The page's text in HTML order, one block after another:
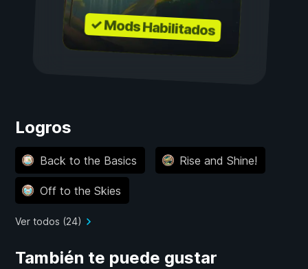
✓ Mods Habilitados
Logros
Back to the Basics Rise and Shine!
Off to the Skies
Ver todos (24)
También te puede gustar